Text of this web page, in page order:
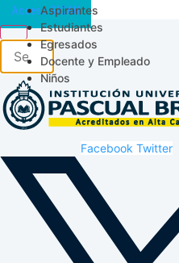
Aspirantes
Estudiantes
Egresados
Docente y Empleado
Niños
Acceso SICAU
Facebook Twitter